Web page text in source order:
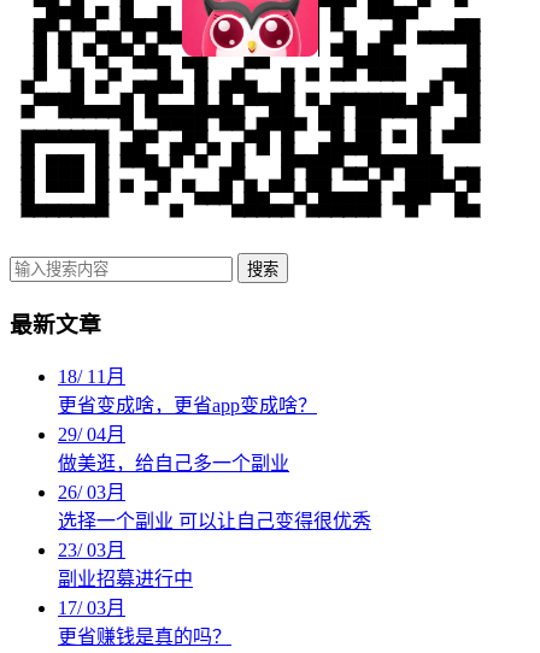
搜索
最新文章
18/ 11月
更省变成啥，更省app变成啥？
29/04月
做美逛，给自己多一个副业
26/03月
选择一个副业 可以让自己变得很优秀
23/03月
副业招募进行中
17/03月
更省赚钱是真的吗？